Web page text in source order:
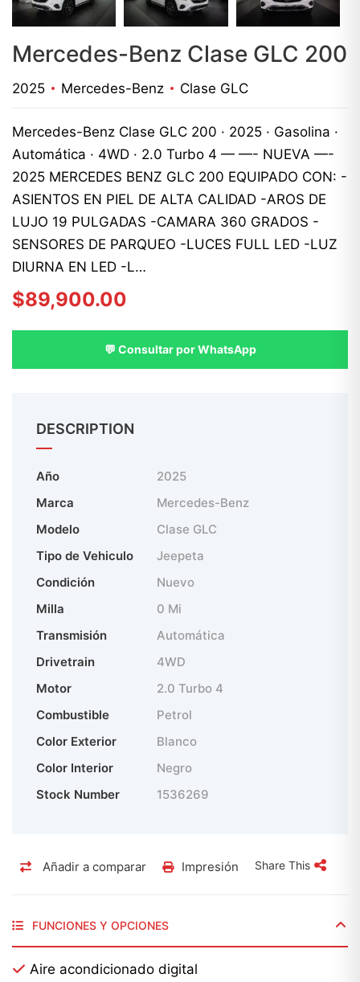
Mercedes-Benz Clase GLC 200
2025 Mercedes-Benz Clase GLC
Mercedes-Benz Clase GLC 200 · 2025 · Gasolina ·
Automática · 4WD · 2.0 Turbo 4 — —- NUEVA —-
2025 MERCEDES BENZ GLC 200 EQUIPADO CON: -
ASIENTOS EN PIEL DE ALTA CALIDAD -AROS DE
LUJO 19 PULGADAS -CAMARA 360 GRADOS -
SENSORES DE PARQUEO -LUCES FULL LED -LUZ
DIURNA EN LED -L…
$89,900.00
💬 Consultar por WhatsApp
DESCRIPTION
Año
2025
Marca
Mercedes-Benz
Modelo
Clase GLC
Tipo de Vehiculo
Jeepeta
Condición
Nuevo
Milla
0 Mi
Transmisión
Automática
Drivetrain
4WD
Motor
2.0 Turbo 4
Combustible
Petrol
Color Exterior
Blanco
Color Interior
Negro
Stock Number
1536269
Añadir a comparar Impresión Share This
FUNCIONES Y OPCIONES
Aire acondicionado digital